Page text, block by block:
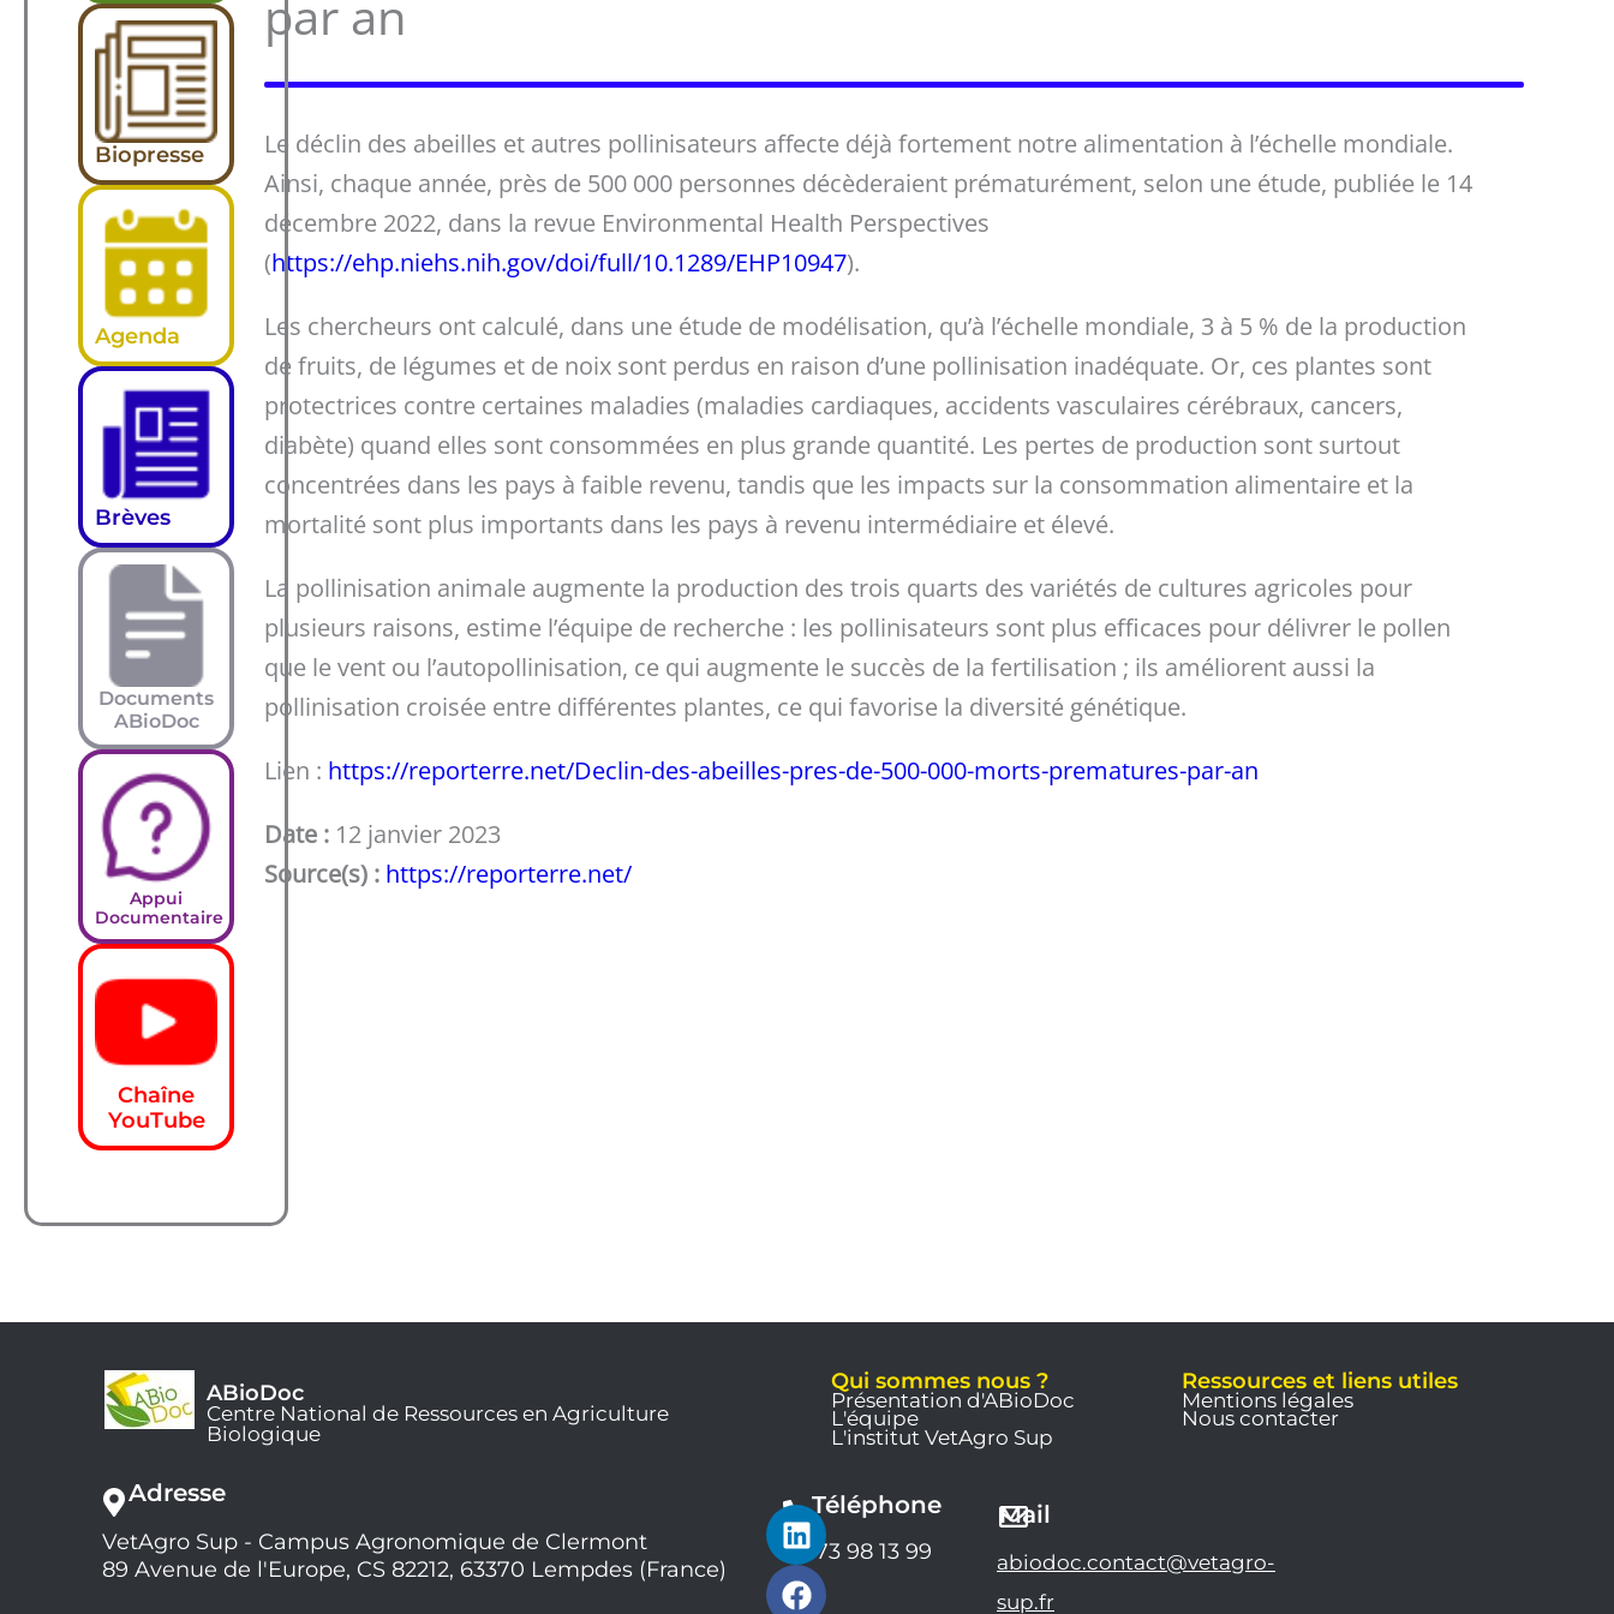
Biopresse
Agenda
Brèves
Documents
ABioDoc
Appui
Documentaire
Chaîne
YouTube
par an
Le déclin des abeilles et autres pollinisateurs affecte déjà fortement notre alimentation à l’échelle mondiale.
Ainsi, chaque année, près de 500 000 personnes décèderaient prématurément, selon une étude, publiée le 14
décembre 2022, dans la revue Environmental Health Perspectives
(https://ehp.niehs.nih.gov/doi/full/10.1289/EHP10947).
Les chercheurs ont calculé, dans une étude de modélisation, qu’à l’échelle mondiale, 3 à 5 % de la production
de fruits, de légumes et de noix sont perdus en raison d’une pollinisation inadéquate. Or, ces plantes sont
protectrices contre certaines maladies (maladies cardiaques, accidents vasculaires cérébraux, cancers,
diabète) quand elles sont consommées en plus grande quantité. Les pertes de production sont surtout
concentrées dans les pays à faible revenu, tandis que les impacts sur la consommation alimentaire et la
mortalité sont plus importants dans les pays à revenu intermédiaire et élevé.
La pollinisation animale augmente la production des trois quarts des variétés de cultures agricoles pour
plusieurs raisons, estime l’équipe de recherche : les pollinisateurs sont plus efficaces pour délivrer le pollen
que le vent ou l’autopollinisation, ce qui augmente le succès de la fertilisation ; ils améliorent aussi la
pollinisation croisée entre différentes plantes, ce qui favorise la diversité génétique.
Lien : https://reporterre.net/Declin-des-abeilles-pres-de-500-000-morts-prematures-par-an
Date : 12 janvier 2023
Source(s) : https://reporterre.net/
ABioDoc
Centre National de Ressources en Agriculture
Biologique
Adresse
VetAgro Sup - Campus Agronomique de Clermont
89 Avenue de l'Europe, CS 82212, 63370 Lempdes (France)
Téléphone
04 73 98 13 99
Mail
abiodoc.contact@vetagro-
sup.fr
L
i
n
F
a
c
Y
o
u
Qui sommes nous ?
Présentation d'ABioDoc
L'équipe
L'institut VetAgro Sup
Ressources et liens utiles
Mentions légales
Nous contacter